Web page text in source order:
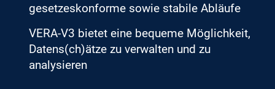
gesetzeskonforme sowie stabile Abläufe
VERA-V3 bietet eine bequeme Möglichkeit,
Datens(ch)ätze zu verwalten und zu
analysieren